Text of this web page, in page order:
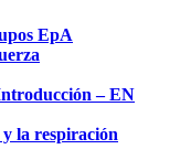
EpA
– EN
la respiración